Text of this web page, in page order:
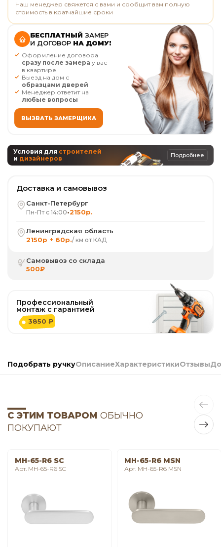
Наш менеджер свяжется с вами и сообщит вам полную
стоимость в кратчайшие сроки
БЕСПЛАТНЫЙ ЗАМЕР
И ДОГОВОР НА ДОМУ!
Оформление договора
сразу после замера у вас
в квартире
Выезд на дом с
образцами дверей
Менеджер ответит на
любые вопросы
ВЫЗВАТЬ ЗАМЕРЩИКА
Условия для строителей
и дизайнеров Подробнее
Доставка и самовывоз
Санкт-Петербург
Пн-Пт с 14:00•2150р.
Ленинградская область
2150р + 60р./ км от КАД
Самовывоз со склада
500₽
Профессиональный
монтаж с гарантией
3850 ₽
Подобрать ручкуОписаниеХарактеристикиОтзывы
С ЭТИМ ТОВАРОМ ОБЫЧНО
ПОКУПАЮТ
MH-65-R6 SC
Арт. MH-65-R6 SC
MH-65-R6 MSN
Арт. MH-65-R6 MSN